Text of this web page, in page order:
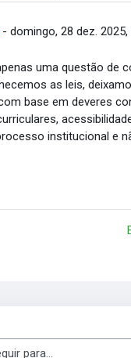
-domingo, 28 dez. 2025,
uma questão de
as leis,
base em deveres
institucional e